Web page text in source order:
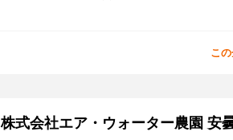
こ
株式会社エア・ウォーター農園 安